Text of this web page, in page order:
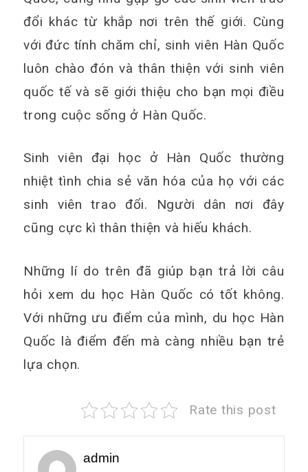
đổi khác từ khắp nơi trên thế giới. Cùng
với đức tính chăm chỉ, sinh viên Hàn Quốc
luôn chào đón và thân thiện với sinh viên
quốc tế và sẽ giới thiệu cho bạn mọi điều
trong cuộc sống ở Hàn Quốc.
Sinh viên đại học ở Hàn Quốc thường
nhiệt tình chia sẻ văn hóa của họ với các
sinh viên trao đổi. Người dân nơi đây
cũng cực kì thân thiện và hiếu khách.
Những lí do trên đã giúp bạn trả lời câu
hỏi xem du học Hàn Quốc có tốt không.
Với những ưu điểm của mình, du học Hàn
Quốc là điểm đến mà càng nhiều bạn trẻ
lựa chọn.
Rate this post
admin